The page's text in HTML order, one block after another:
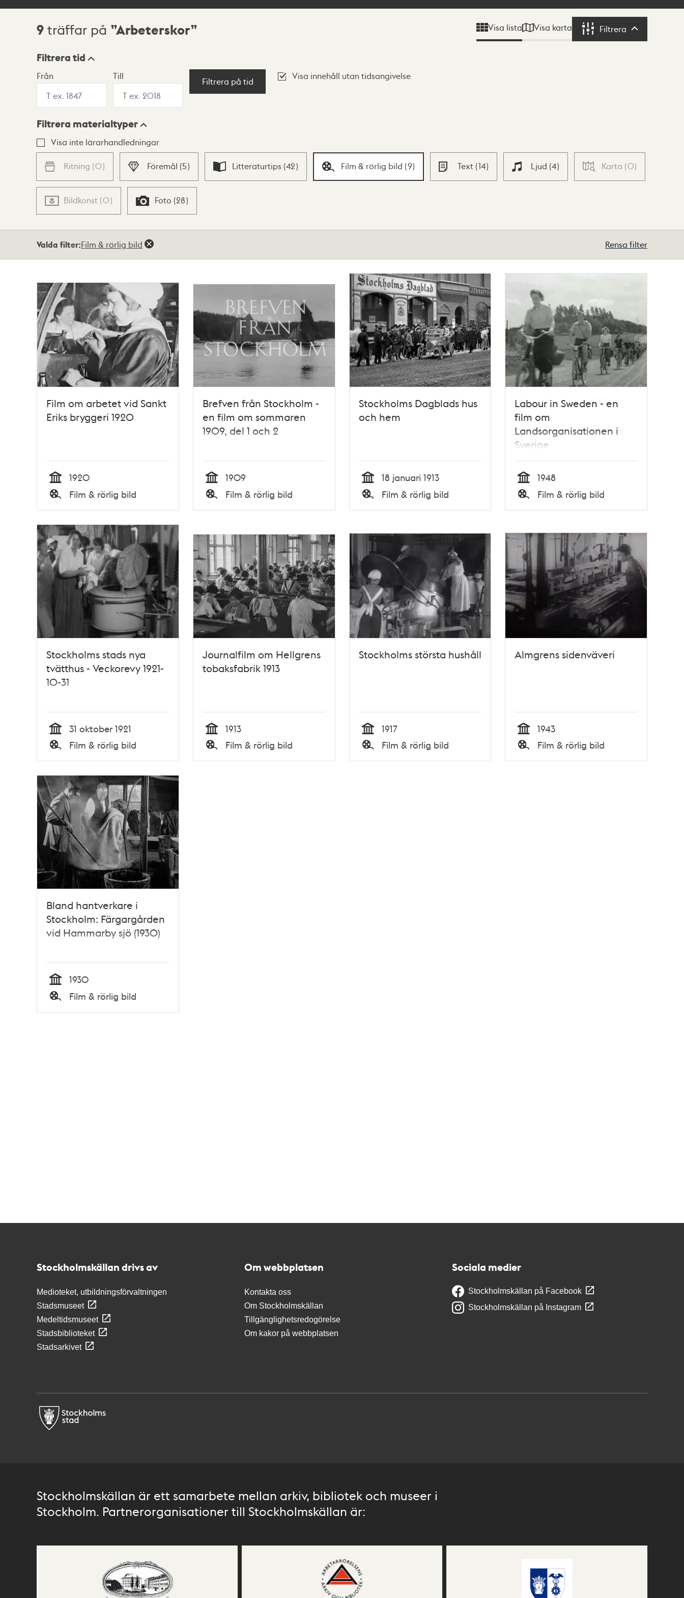
Sökresultat
9 träffar på Arbeterskor Visa lista Visa karta Filtrera Filtrera
Visningsläge
Lista Karta
Filtrera tid
Från Till
Filtrera på tid
Visa innehåll utan tidsangivelse
Filtrera materialtyper
Visa inte lärarhandledningar
Ritning (0) Föremål (5) Litteraturtips (42) Film & rörlig bild (9) Text (14) Ljud (4) Karta (0)
Bildkonst (0) Foto (28)
Valda filter:Film & rörlig bild Rensa filter
Film om arbetet vid Sankt
Eriks bryggeri 1920
Tid
1920
Film & rörlig bild
Brefven från Stockholm -
en film om sommaren
1909, del 1 och 2
Tid
1909
Film & rörlig bild
Stockholms Dagblads hus
och hem
Tid
18 januari 1913
Film & rörlig bild
Labour in Sweden - en
film om
Landsorganisationen i
Sverige
Tid
1948
Film & rörlig bild
Stockholms stads nya
tvätthus - Veckorevy 1921-
10-31
Tid
31 oktober 1921
Typ
Film & rörlig bild
Journalfilm om Hellgrens
tobaksfabrik 1913
Tid
1913
Typ
Film & rörlig bild
Stockholms största hushåll
Tid
1917
Typ
Film & rörlig bild
Almgrens sidenväveri
Tid
1943
Typ
Film & rörlig bild
Bland hantverkare i
Stockholm: Färgargården
vid Hammarby sjö (1930)
Tid
1930
Typ
Film & rörlig bild
Stockholmskällan drivs av
Medioteket, utbildningsförvaltningen
Stadsmuseet
Medeltidsmuseet
Stadsbiblioteket
Stadsarkivet
Om webbplatsen
Kontakta oss
Om Stockholmskällan
Tillgänglighetsredogörelse
Om kakor på webbplatsen
Sociala medier
Stockholmskällan på Facebook
Stockholmskällan på Instagram
Stockholmskällan är ett samarbete mellan arkiv, bibliotek och museer i
Stockholm. Partnerorganisationer till Stockholmskällan är: